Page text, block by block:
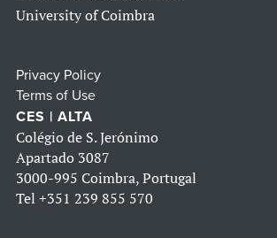
University of Coimbra
Privacy Policy
Terms of Use
CES | ALTA
Colégio de S. Jerónimo
Apartado 3087
3000-995 Coimbra, Portugal
Tel +351 239 855 570